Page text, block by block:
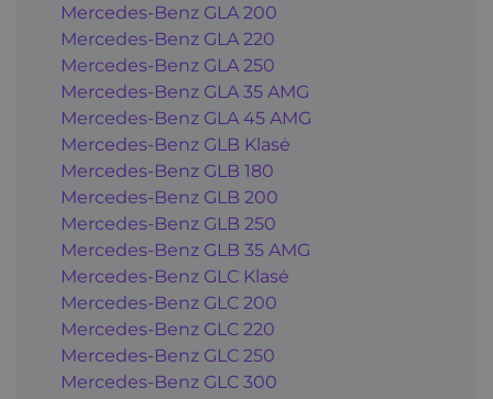
Mercedes-Benz GLA 200
Mercedes-Benz GLA 220
Mercedes-Benz GLA 250
Mercedes-Benz GLA 35 AMG
Mercedes-Benz GLA 45 AMG
Mercedes-Benz GLB Klasė
Mercedes-Benz GLB 180
Mercedes-Benz GLB 200
Mercedes-Benz GLB 250
Mercedes-Benz GLB 35 AMG
Mercedes-Benz GLC Klasė
Mercedes-Benz GLC 200
Mercedes-Benz GLC 220
Mercedes-Benz GLC 250
Mercedes-Benz GLC 300